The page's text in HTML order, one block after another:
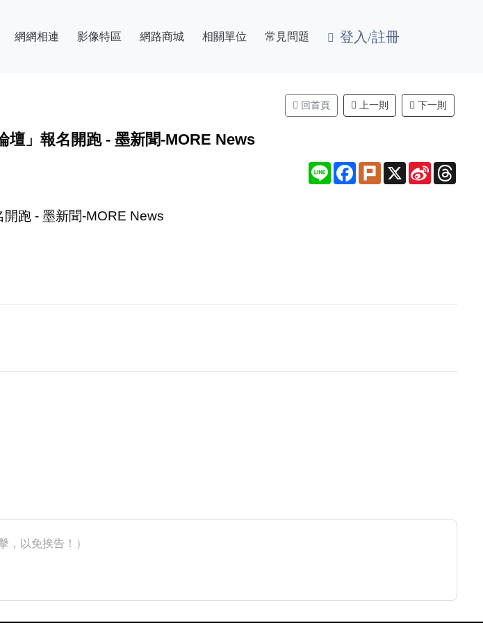
網網相連 影像特區 網路商城 相關單位 常見問題 登入/註冊
回首頁 上一則 下一則
壇」報名開跑 - 墨新聞-MORE News
Line Facebook
Plurk X
Sina
Weibo
跑 - 墨新聞-MORE News
，以免挨告！）